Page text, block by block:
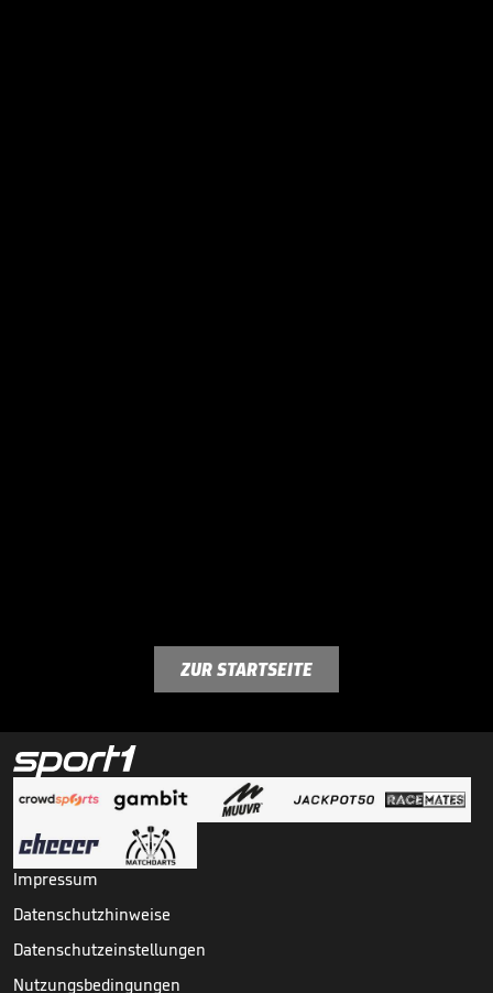
ZUR STARTSEITE
Impressum
Datenschutzhinweise
Datenschutzeinstellungen
Nutzungsbedingungen